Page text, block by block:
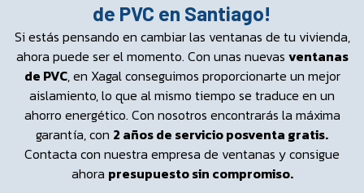
de PVC en Santiago!
Si estás pensando en cambiar las ventanas de tu vivienda,
ahora puede ser el momento. Con unas nuevas ventanas
de PVC, en Xagal conseguimos proporcionarte un mejor
aislamiento, lo que al mismo tiempo se traduce en un
ahorro energético. Con nosotros encontrarás la máxima
garantía, con 2 años de servicio posventa gratis.
Contacta con nuestra empresa de ventanas y consigue
ahora presupuesto sin compromiso.